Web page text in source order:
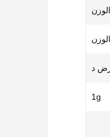
د
1g